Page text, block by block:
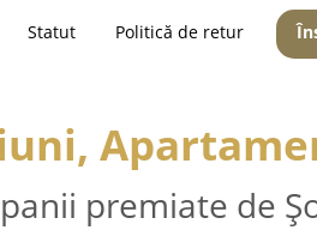
Statut Politică de retur
premiate de